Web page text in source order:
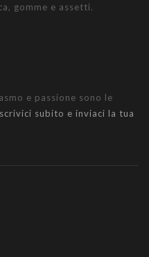
gomme e assetti.
e passione sono le
scrivici subito e inviaci la tua